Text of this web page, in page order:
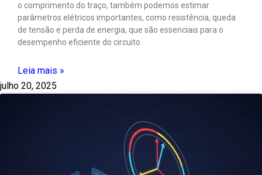
o comprimento do traço, também podemos estimar
parâmetros elétricos importantes, como resistência, queda
de tensão e perda de energia, que são essenciais para o
desempenho eficiente do circuito.
Leia mais »
julho 20, 2025